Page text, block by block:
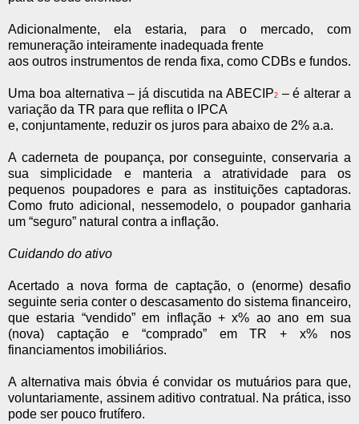
Adicionalmente, ela estaria, para o mercado, com
remuneração inteiramente inadequada frente
aos outros instrumentos de renda fixa, como CDBs e fundos.
Uma boa alternativa – já discutida na ABECIP2– é alterar a
variação da TR para que reflita o IPCA
e, conjuntamente, reduzir os juros para abaixo de 2% a.a.
A caderneta de poupança, por conseguinte, conservaria a
sua simplicidade e manteria a atratividade para os
pequenos poupadores e para as instituições captadoras.
Como fruto adicional, nessemodelo, o poupador ganharia
um “seguro” natural contra a inflação.
Cuidando do ativo
Acertado a nova forma de captação, o (enorme) desafio
seguinte seria conter o descasamento do sistema financeiro,
que estaria “vendido” em inflação + x% ao ano em sua
(nova) captação e “comprado” em TR + x% nos
financiamentos imobiliários.
A alternativa mais óbvia é convidar os mutuários para que,
voluntariamente, assinem aditivo contratual. Na prática, isso
pode ser pouco frutífero.